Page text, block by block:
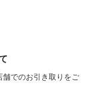
舗でのお引き取りをご